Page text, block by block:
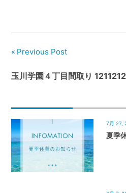
密
着
HOUSE
Previous Post
玉川学園４丁目間取り 1211212
7月 27,
夏季